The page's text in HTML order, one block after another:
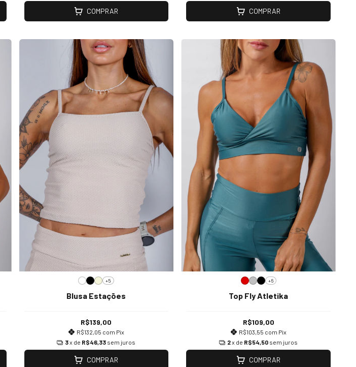
COMPRAR COMPRAR
+5
Blusa Estações
R$139,00
R$132,05 com Pix
3x de R$46,33 sem juros
COMPRAR
+6
Top Fly Atletika
R$109,00
R$103,55 com Pix
2x de R$54,50 sem juros
COMPRAR